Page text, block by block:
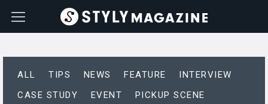
ALL TIPS NEWS FEATURE
INTERVIEW
CASE STUDY
EVENT PICKUP SCENE